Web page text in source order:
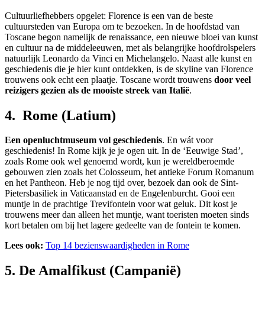
Cultuurliefhebbers opgelet: Florence is een van de beste
cultuursteden van Europa om te bezoeken. In de hoofdstad van
Toscane begon namelijk de renaissance, een nieuwe bloei van kunst
en cultuur na de middeleeuwen, met als belangrijke hoofdrolspelers
natuurlijk Leonardo da Vinci en Michelangelo. Naast alle kunst en
geschiedenis die je hier kunt ontdekken, is de skyline van Florence
trouwens ook echt een plaatje. Toscane wordt trouwens door veel
reizigers gezien als de mooiste streek van Italië.
4. Rome (Latium)
Een openluchtmuseum vol geschiedenis. En wát voor
geschiedenis! In Rome kijk je je ogen uit. In de ‘Eeuwige Stad’,
zoals Rome ook wel genoemd wordt, kun je wereldberoemde
gebouwen zien zoals het Colosseum, het antieke Forum Romanum
en het Pantheon. Heb je nog tijd over, bezoek dan ook de Sint-
Pietersbasiliek in Vaticaanstad en de Engelenburcht. Gooi een
muntje in de prachtige Trevifontein voor wat geluk. Dit kost je
trouwens meer dan alleen het muntje, want toeristen moeten sinds
kort betalen om bij het lagere gedeelte van de fontein te komen.
Lees ook: Top 14 bezienswaardigheden in Rome
5. De Amalfikust (Campanië)